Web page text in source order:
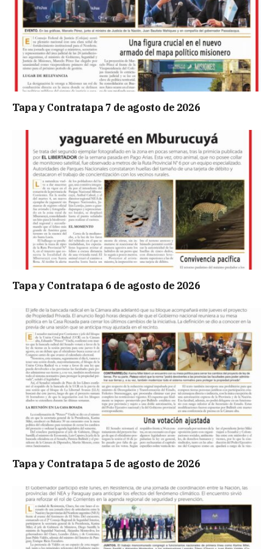
Tapa y Contratapa 7 de agosto de 2026
Tapa y Contratapa 6 de agosto de 2026
Tapa y Contratapa 5 de agosto de 2026